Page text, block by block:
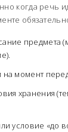
когда речь
предмета
момент
хранения
условие «до